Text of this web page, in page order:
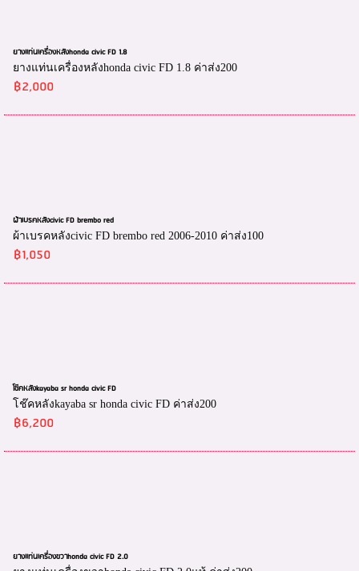
ยางแท่นเครื่องหลังhonda civic FD 1.8
ยางแท่นเครื่องหลังhonda civic FD 1.8 ค่าส่ง200
฿2,000
ผ้าเบรคหลังcivic FD brembo red
ผ้าเบรคหลังcivic FD brembo red 2006-2010 ค่าส่ง100
฿1,050
โช๊คหลังkayaba sr honda civic FD
โช๊คหลังkayaba sr honda civic FD ค่าส่ง200
฿6,200
ยางแท่นเครื่องขวาhonda civic FD 2.0